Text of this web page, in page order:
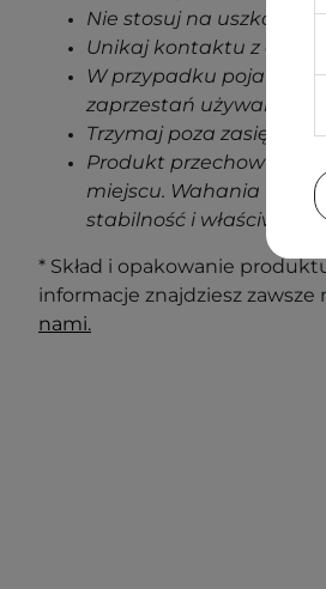
Nie stosuj na
Unikaj kontaktu z
W przypadku
zaprzestań używania
Trzymaj poza zasięgiem
Produkt przechowuj w
miejscu. Wahania
stabilność i właściwości
* Skład i opakowanie
informacje znajdziesz zawsze
nami.